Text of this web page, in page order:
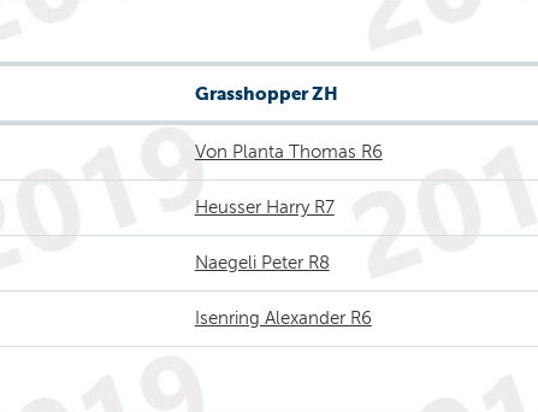
Grasshopper ZH
Von Planta Thomas R6
Heusser Harry R7
Naegeli Peter R8
Isenring Alexander R6